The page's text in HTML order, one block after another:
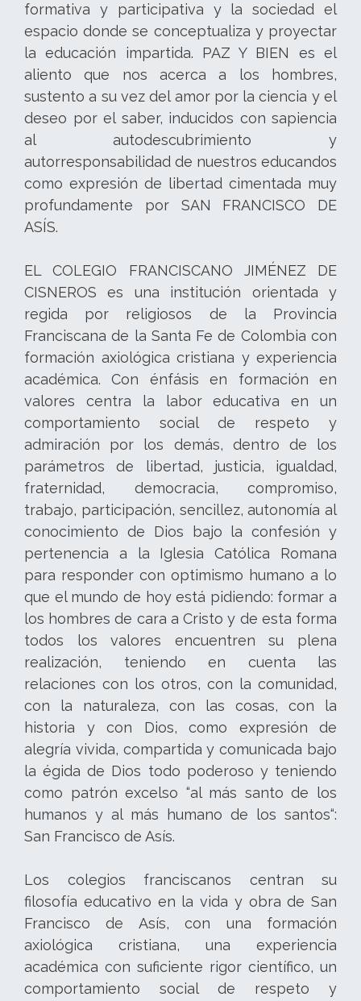
formativa y participativa y la sociedad el
espacio donde se conceptualiza y proyectar
la educación impartida. PAZ Y BIEN es el
aliento que nos acerca a los hombres,
sustento a su vez del amor por la ciencia y el
deseo por el saber, inducidos con sapiencia
al autodescubrimiento y
autorresponsabilidad de nuestros educandos
como expresión de libertad cimentada muy
profundamente por SAN FRANCISCO DE
ASÍS.
EL COLEGIO FRANCISCANO JIMÉNEZ DE
CISNEROS es una institución orientada y
regida por religiosos de la Provincia
Franciscana de la Santa Fe de Colombia con
formación axiológica cristiana y experiencia
académica. Con énfásis en formación en
valores centra la labor educativa en un
comportamiento social de respeto y
admiración por los demás, dentro de los
parámetros de libertad, justicia, igualdad,
fraternidad, democracia, compromiso,
trabajo, participación, sencillez, autonomía al
conocimiento de Dios bajo la confesión y
pertenencia a la Iglesia Católica Romana
para responder con optimismo humano a lo
que el mundo de hoy está pidiendo: formar a
los hombres de cara a Cristo y de esta forma
todos los valores encuentren su plena
realización, teniendo en cuenta las
relaciones con los otros, con la comunidad,
con la naturaleza, con las cosas, con la
historia y con Dios, como expresión de
alegría vivida, compartida y comunicada bajo
la égida de Dios todo poderoso y teniendo
como patrón excelso “al más santo de los
humanos y al más humano de los santos“:
San Francisco de Asís.
Los colegios franciscanos centran su
filosofía educativo en la vida y obra de San
Francisco de Asís, con una formación
axiológica cristiana, una experiencia
académica con suficiente rigor científico, un
comportamiento social de respeto y